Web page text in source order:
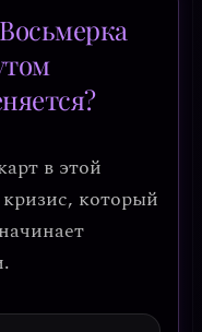
в этой
кризис, который
.